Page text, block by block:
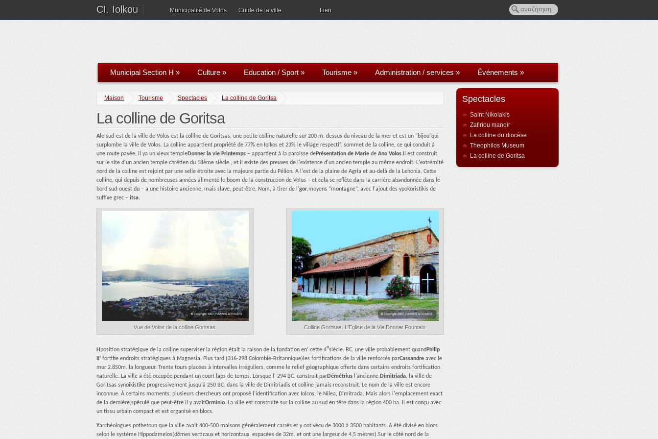
CI. Iolkou Municipalité de Volos Guide de la ville Lien
Municipal Section H » Culture » Education / Sport » Tourisme » Administration / services » Événements »
Maison Tourisme Spectacles La colline de Goritsa
La colline de Goritsa
A le sud-est de la ville de Volos est la colline de Goritsas, une petite colline naturelle sur 200 m. dessus du niveau de la mer et est un “bijou”qui
surplombe la ville de Volos. La colline appartient propriété de 77% en Iolkos et 23% le village respectif. sommet de la colline, ce qui conduit à
une route pavée, il ya un vieux templeDonner la vie Printemps – appartient à la paroisse dePrésentation de Marie de Ano Volos. Il est construit
sur le site d'un ancien temple chrétien du 18ème siècle., et il existe des preuves de l'existence d'un ancien temple au même endroit. L'extrémité
nord de la colline est rejoint par une selle étroite avec la majeure partie du Pélion. A l'est de la plaine de Agria et au-delà de la Lehonia. Cette
colline, qui depuis de nombreuses années alimenté le boom de la construction de Volos – et cela se reflète dans la carrière abandonnée dans le
bord sud-ouest du – a une histoire ancienne, mais slave, peut-être, Nom, à tirer de l'gor,moyens “montagne”, avec l'ajout des ypokoristikis de
suffixe grec – itsa.
Colline Goritsas. L'Eglise de la Vie Donner Fountain.
Vue de Volos de la colline Goritsas.
Ηposition stratégique de la colline superviser la région était la raison de la fondation en’ cette 4οsiècle. BC. une ville probablement quand Philip
II’ fortifie endroits stratégiques à Magnesia. Plus tard (316-298 Colombie-Britannique)les fortifications de la ville renforcés parCassandre avec le
mur 2.850m. la longueur. Trente tours placées à intervalles irréguliers, comme le relief géographique offerte dans certains endroits fortification
naturelle. La ville a été occupée pendant un court laps de temps. Lorsque l' 294 BC. construit parDémétrius l'ancienne Dimitriada, la ville de
Goritsas synoikistike progressivement jusqu'à 250 BC. dans la ville de Dimitriadis et colline jamais reconstruit. Le nom de la ville est encore
inconnue. À certains moments, plusieurs chercheurs ont proposé l'identification avec Iolcos, le Nilea, Dimitrada. Mais alors l'emplacement exact
de la dernière,spéculé que peut-être il y avaitOrminio. La ville est construite sur la colline au sud en tête dans la région 400 ha. Il est conçu avec
un tissu urbain compact et est organisé en blocs.
Yarchéologues pothetoun que la ville avait 400-500 maisons généralement carrés et y ont vécu de 3000 à 3500 habitants. A été divisé en blocs
selon le système Hippodameios(dômes verticaux et horizontaux, espacées de 32m. et ont une largeur de 4,5 mètres).Sur le côté nord de la
Spectacles
Saint Nikolakis
Zafiriou manoir
La colline du diocèse
Theophilos Museum
La colline de Goritsa